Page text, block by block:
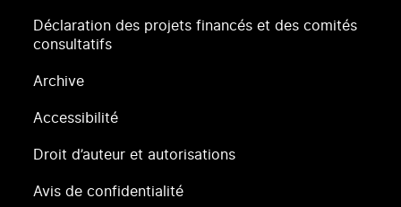
Déclaration des projets financés et des comités
consultatifs
Archive
Accessibilité
Droit d’auteur et autorisations
Avis de confidentialité